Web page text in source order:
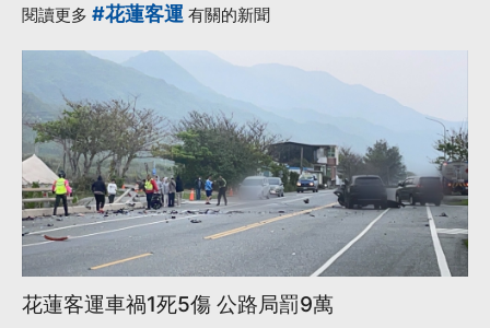
閱讀更多 #花蓮客運 有關的新聞
花蓮客運車禍1死5傷 公路局罰9萬